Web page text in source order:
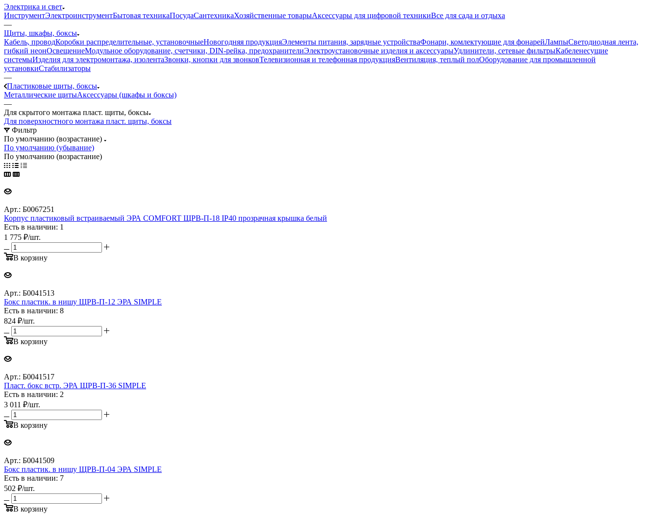
Электрика и свет
ИнструментЭлектроинструментБытовая техникаПосудаСантехникаХозяйственные товарыАксессуары для цифровой техникиВсе для сада и отдыха
—
Щиты, шкафы, боксы
Кабель, проводКоробки распределительные, установочныеНовогодняя продукцияЭлементы питания, зарядные устройстваФонари, комлектующие для фонарейЛампыСветодиодная лента,
гибкий неонОсвещениеМодульное оборудование, счетчики, DIN-рейка, предохранителиЭлектроустановочные изделия и аксессуарыУдлинители, сетевые фильтрыКабеленесущие
системыИзделия для электромонтажа, изолентаЗвонки, кнопки для звонковТелевизионная и телефонная продукцияВентиляция, теплый полОборудование для промышленной
установкиСтабилизаторы
—
Пластиковые щиты, боксы
Металлические щитыАксессуары (шкафы и боксы)
—
Для скрытого монтажа пласт. щиты, боксы
Для поверхностного монтажа пласт. щиты, боксы
Фильтр
По умолчанию (возрастание)
По умолчанию (убывание)
По умолчанию (возрастание)
Арт.: Б0067251
Корпус пластиковый встраиваемый ЭРА COMFORT ЩРВ-П-18 IP40 прозрачная крышка белый
Есть в наличии: 1
1 775 ₽/шт.
В корзину
Арт.: Б0041513
Бокс пластик. в нишу ЩРВ-П-12 ЭРА SIMPLE
Есть в наличии: 8
824 ₽/шт.
В корзину
Арт.: Б0041517
Пласт. бокс встр. ЭРА ЩРВ-П-36 SIMPLE
Есть в наличии: 2
3 011 ₽/шт.
В корзину
Арт.: Б0041509
Бокс пластик. в нишу ЩРВ-П-04 ЭРА SIMPLE
Есть в наличии: 7
502 ₽/шт.
В корзину